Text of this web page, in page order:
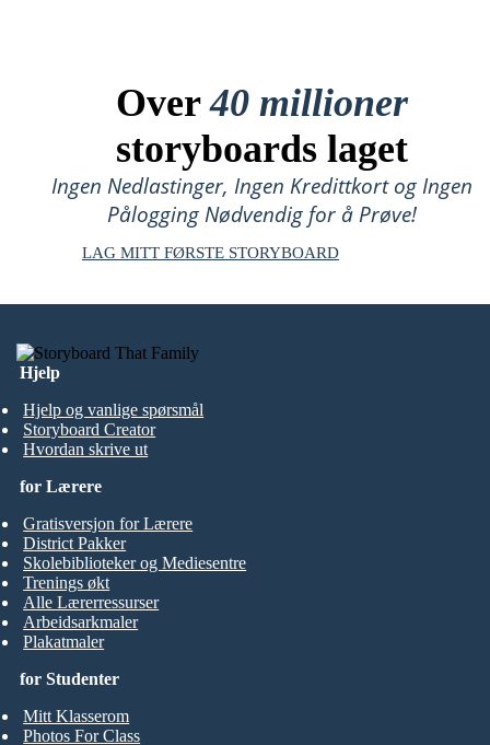
Over40 millioner
storyboards laget
Ingen Nedlastinger, Ingen Kredittkort og Ingen
Pålogging Nødvendig for å Prøve!
LAG MITT FØRSTE STORYBOARD
Hjelp
Hjelp og vanlige spørsmål
Storyboard Creator
Hvordan skrive ut
for Studenter
Mitt Klasserom
Photos For Class
for Lærere
Gratisversjon for Lærere
District Pakker
Skolebiblioteker og Mediesentre
Trenings økt
Alle Lærerressurser
Arbeidsarkmaler
Plakatmaler